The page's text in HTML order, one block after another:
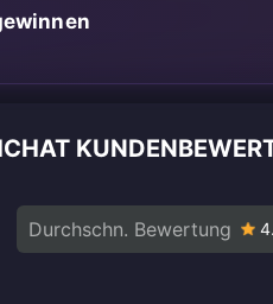
Durchschn. Bewertung